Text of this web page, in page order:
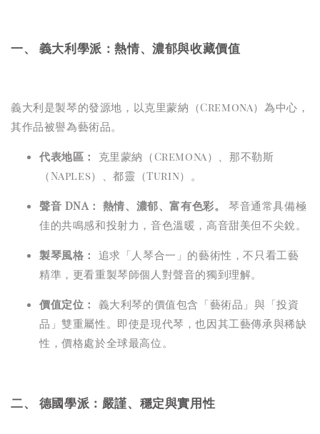
一、 義大利學派：熱情、濃郁與收藏價值
義大利是製琴的發源地，以克里蒙納（Cremona）為中心，
其作品被譽為藝術品。
代表地區：
克里蒙納（Cremona）、那不勒斯
（Naples）、都靈（Turin）。
聲音 DNA： 熱情、濃郁、富有色彩。
琴音通常具備極
佳的共鳴感和投射力，音色溫暖，高音甜美但不尖銳。
製琴風格： 追求「人琴合一」的藝術性，不只看工藝
精準，更看重製琴師個人對聲音的獨到理解。
價值定位： 義大利琴的價值包含「藝術品」與「投資
品」雙重屬性。即使是現代琴，也因其工藝傳承與稀缺
性，價格處於全球最高位。
二、 德國學派：嚴謹、穩定與實用性